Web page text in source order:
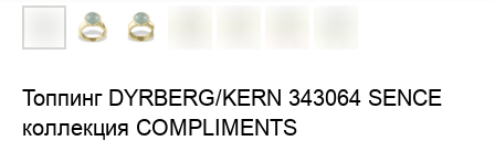
Топпинг DYRBERG/KERN 343064 SENCE
коллекция COMPLIMENTS